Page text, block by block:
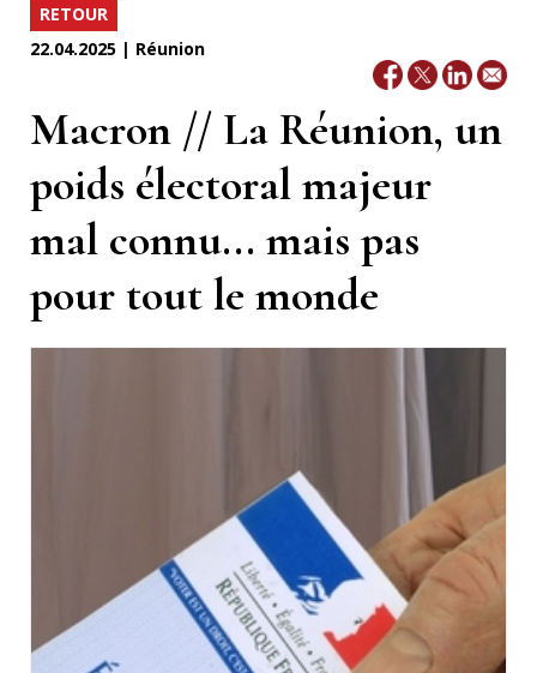
RETOUR
22.04.2025 | Réunion
Macron // La Réunion, un
poids électoral majeur
mal connu... mais pas
pour tout le monde